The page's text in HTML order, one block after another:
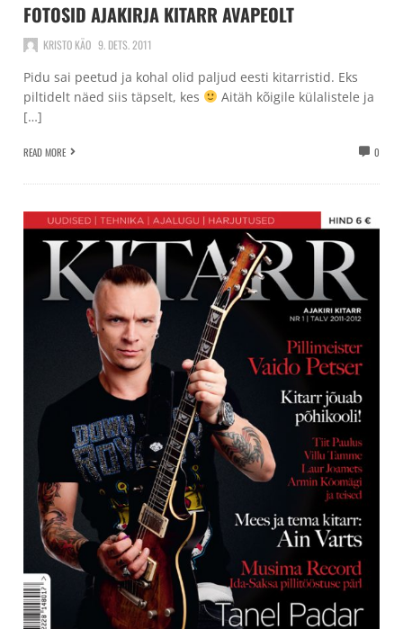
FOTOSID AJAKIRJA KITARR AVAPEOLT
KRISTO KÄO 9. DETS. 2011
Pidu sai peetud ja kohal olid paljud eesti kitarristid. Eks
piltidelt näed siis täpselt, kes
Aitäh kõigile külalistele ja
[…]
READ MORE 0